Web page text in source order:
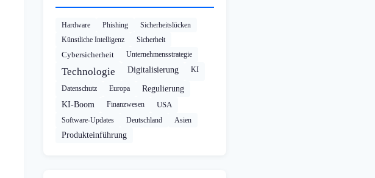
Hardware Phishing
Sicherheitslücken
Künstliche Intelligenz
Sicherheit
Cybersicherheit Unternehmensstrategie
Technologie Digitalisierung KI
Datenschutz Europa
Regulierung
KI-Boom
Finanzwesen USA
Software-Updates Deutschland Asien
Produkteinführung